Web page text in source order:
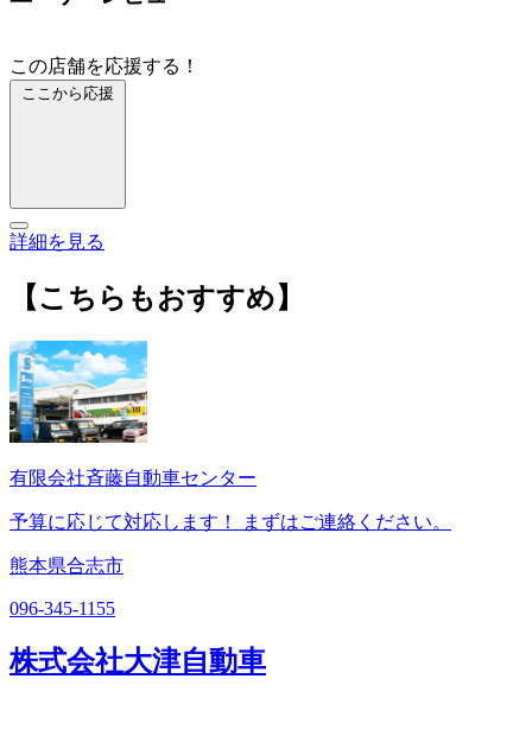
この店舗を応援する！
ここから応援
詳細を見る
【こちらもおすすめ】
有限会社斉藤自動車センター
予算に応じて対応します！ まずはご連絡ください。
熊本県合志市
096-345-1155
株式会社大津自動車